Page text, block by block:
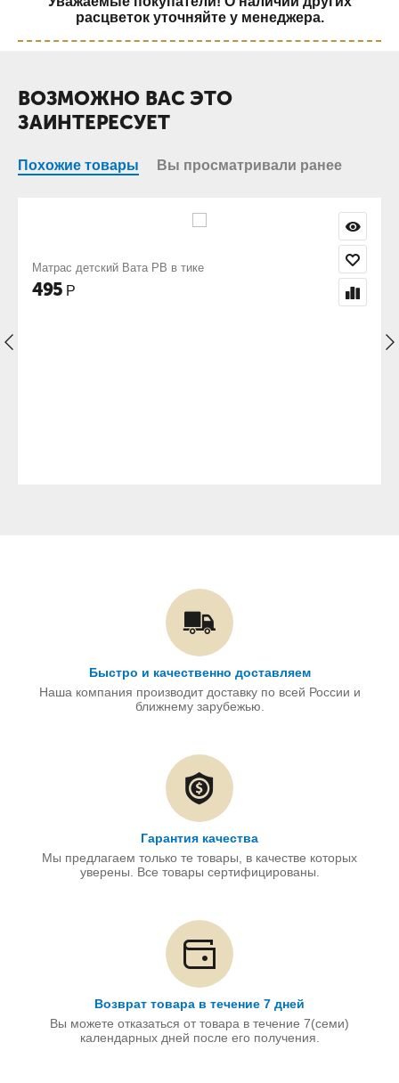
расцветок уточняйте у менеджера.
ВОЗМОЖНО ВАС ЭТО
ЗАИНТЕРЕСУЕТ
Похожие товары Вы просматривали ранее
Комплект постельного белья бязь
Быстро и качественно доставляем
Наша компания производит доставку по всей России и
ближнему зарубежью.
Гарантия качества
Мы предлагаем только те товары, в качестве которых
уверены. Все товары сертифицированы.
Возврат товара в течение 7 дней
Вы можете отказаться от товара в течение 7(семи)
календарных дней после его получения.